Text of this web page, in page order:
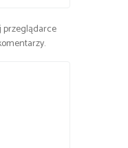
przeglądarce